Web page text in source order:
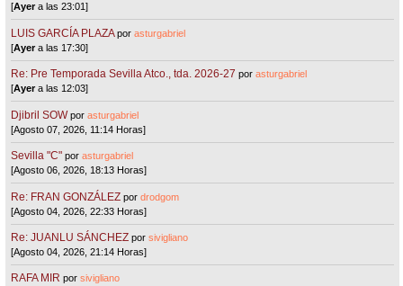
[Ayera las 23:01]
LUIS GARCÍA PLAZA porasturgabriel
[Ayera las 17:30]
Re: Pre Temporada Sevilla Atco., tda. 2026-27 porasturgabriel
[Ayera las 12:03]
Djibril SOW porasturgabriel
[Agosto 07, 2026, 11:14 Horas]
Sevilla "C"porasturgabriel
[Agosto 06, 2026, 18:13 Horas]
Re: FRAN GONZÁLEZ pordrodgom
[Agosto 04, 2026, 22:33 Horas]
Re: JUANLU SÁNCHEZ porsivigliano
[Agosto 04, 2026, 21:14 Horas]
RAFA MIR porsivigliano